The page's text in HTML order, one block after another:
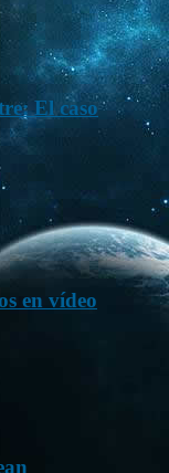
El caso
en vídeo